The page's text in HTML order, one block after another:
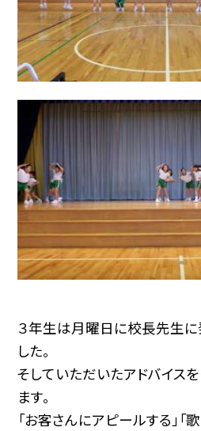
３年生は月曜日に校長先生
した。
そしていただいたアドバイス
ます。
「お客さんにアピールする」